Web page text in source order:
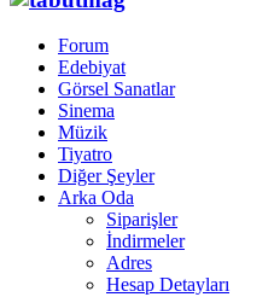
Forum
Edebiyat
Görsel Sanatlar
Sinema
Müzik
Tiyatro
Diğer Şeyler
Arka Oda
Siparişler
İndirmeler
Adres
Hesap Detayları